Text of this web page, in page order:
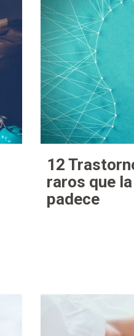
12
raros que
padece